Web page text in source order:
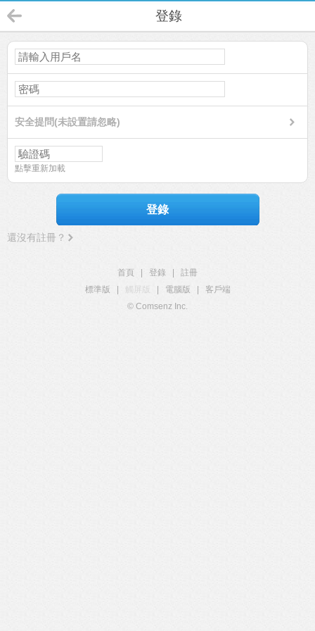
登錄
安全提問(未設置請忽略)
點擊重新加載
登錄
還沒有註冊？
首頁 登錄
註冊
標準版
觸屏版 電腦版
客戶端
© Comsenz Inc.